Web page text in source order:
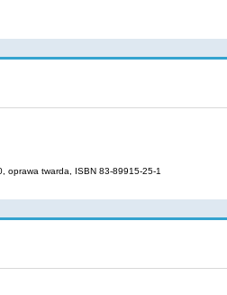
oprawa twarda, ISBN 83-89915-25-1